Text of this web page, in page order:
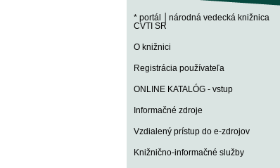
* portál │národná vedecká knižnica
CVTI SR
O knižnici
Registrácia používateľa
ONLINE KATALÓG - vstup
Informačné zdroje
Vzdialený prístup do e-zdrojov
Knižnično-informačné služby